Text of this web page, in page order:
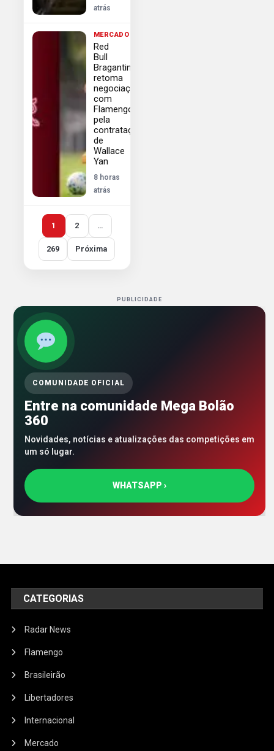
atrás
MERCADO
Red
Bull
Bragantino
retoma
negociações
com
Flamengo
pela
contratação
de
Wallace
Yan
8 horas
atrás
1 2 …
269 Próxima
PUBLICIDADE
COMUNIDADE OFICIAL
Entre na comunidade Mega Bolão
360
Novidades, notícias e atualizações das competições em
um só lugar.
WHATSAPP ›
CATEGORIAS
Radar News
Flamengo
Brasileirão
Libertadores
Internacional
Mercado